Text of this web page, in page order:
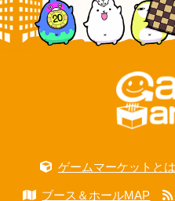
ゲームマーケットとは
ブース＆ホールMAP